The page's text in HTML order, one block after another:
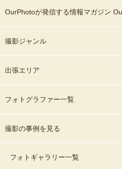
OurPhotoが発信する情報マガジン
撮影ジャンル
出張エリア
フォトグラファー一覧
撮影の事例を見る
フォトギャラリー一覧